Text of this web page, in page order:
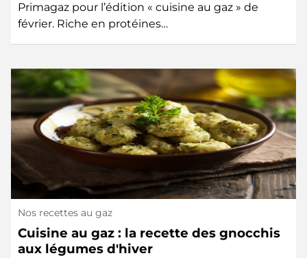
Primagaz pour l’édition « cuisine au gaz » de
février. Riche en protéines…
Nos recettes au gaz
Cuisine au gaz : la recette des gnocchis
aux légumes d'hiver